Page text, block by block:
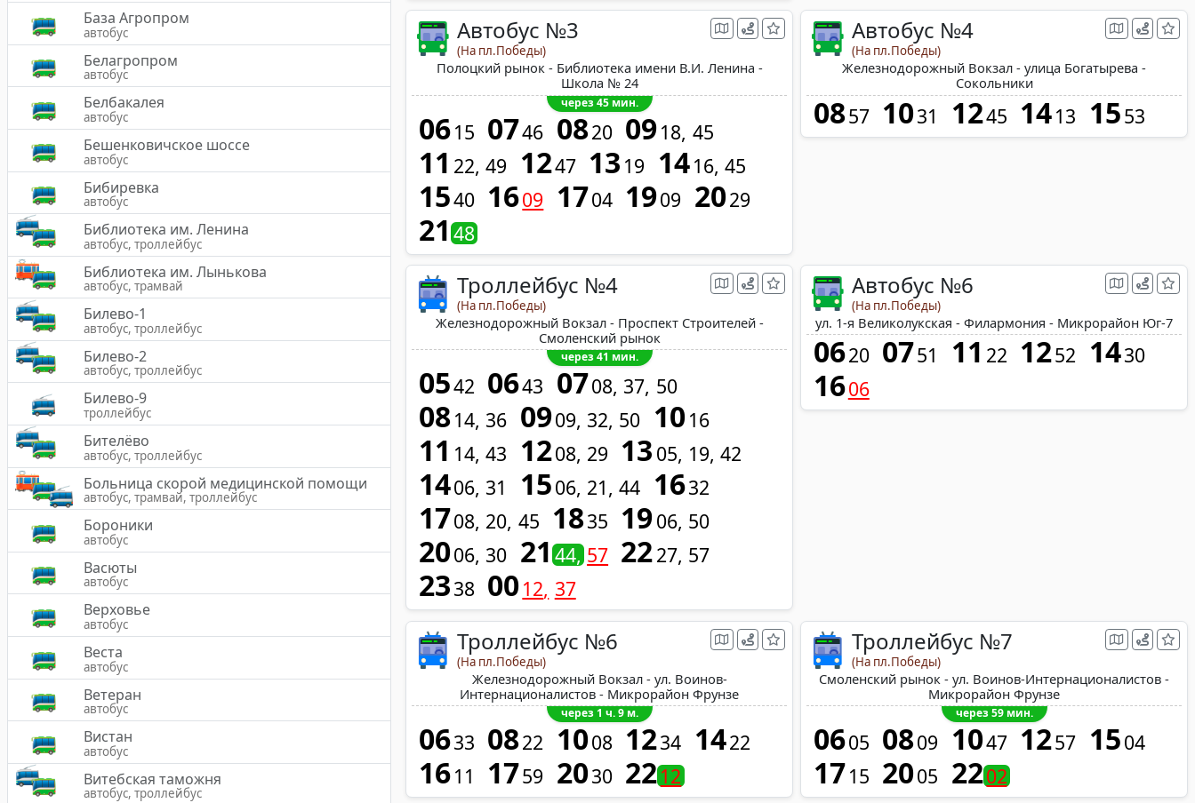
База Агропром
автобус
Белагропром
автобус
Белбакалея
автобус
Бешенковичское шоссе
автобус
Бибиревка
автобус
Библиотека им. Ленина
автобус, троллейбус
Библиотека им. Лынькова
автобус, трамвай
Билево-1
автобус, троллейбус
Билево-2
автобус, троллейбус
Билево-9
троллейбус
Бителёво
автобус, троллейбус
Больница скорой медицинской помощи
автобус, трамвай, троллейбус
Бороники
автобус
Васюты
автобус
Верховье
автобус
Веста
автобус
Ветеран
автобус
Вистан
автобус
Витебская таможня
автобус, троллейбус
Автобус №3
(На пл.Победы)
Полоцкий рынок - Библиотека имени В.И. Ленина -
Школа № 24
через 45 мин.
0615 0746 0820 0918 45
11 22 49 1247 13 19 1416 45
1540 1609 1704 1909 2029
21 48
Автобус №4
(На пл.Победы)
Железнодорожный Вокзал - улица Богатырева -
Сокольники
0857 1031 1245 1413 1553
Троллейбус №4
(На пл.Победы)
Железнодорожный Вокзал - Проспект Строителей -
Смоленский рынок
через 41 мин.
0542 0643 0708 37 50
0814 36 0909 32 50 1016
11 14 43 1208 29 13 05 19 42
1406 31 1506 21 44 1632
1708 20 45 1835 1906 50
2006 30 21 44 57 2227 57
2338 0012 37
Автобус №6
(На пл.Победы)
ул. 1-я Великолукская - Филармония - Микрорайон Юг-7
0620 0751 11 22 1252 1430
1606
Троллейбус №6
(На пл.Победы)
Железнодорожный Вокзал - ул. Воинов-
Интернационалистов - Микрорайон Фрунзе
через 1 ч. 9 м.
0633 0822 1008 1234 1422
1611 1759 2030 2212
Троллейбус №7
(На пл.Победы)
Смоленский рынок - ул. Воинов-Интернационалистов -
Микрорайон Фрунзе
через 59 мин.
0605 0809 1047 1257 1504
1715 2005 2202